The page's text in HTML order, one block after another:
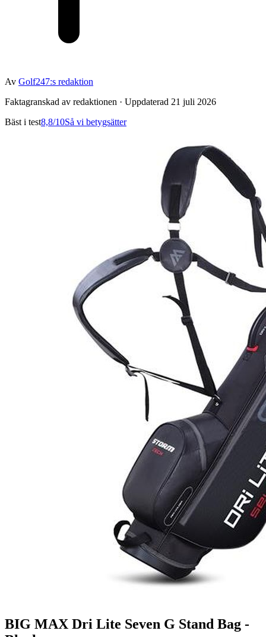
Av Golf247:s redaktion
Faktagranskad av redaktionen · Uppdaterad 21 juli 2026
Bäst i test8,8/10Så vi betygsätter
BIG MAX Dri Lite Seven G Stand Bag -